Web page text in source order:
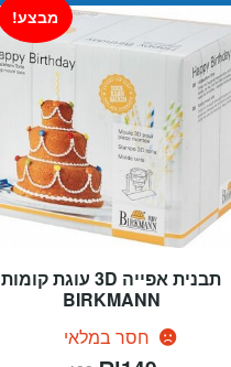
תבנית אפייה 3D עוגת קומות
BIRKMANN
חסר במלאי
מבצע!
המחיר